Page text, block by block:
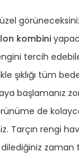
kombini
tercih
şıklığı tüm
başlamanız
de
Tarçın rengi
zaman